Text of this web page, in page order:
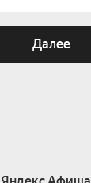
Далее